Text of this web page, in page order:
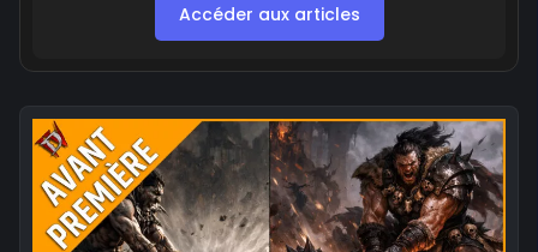
Accéder aux articles